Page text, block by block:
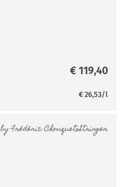
€ 119,40
€ 26,53/l
byFrédéric Chouquet-Stringer